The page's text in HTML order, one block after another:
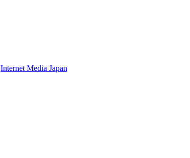
Internet Media Japan